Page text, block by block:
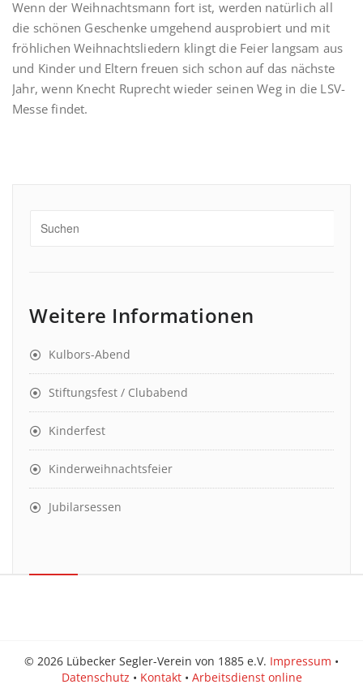
Wenn der Weihnachtsmann fort ist, werden natürlich all
die schönen Geschenke umgehend ausprobiert und mit
fröhlichen Weihnachtsliedern klingt die Feier langsam aus
und Kinder und Eltern freuen sich schon auf das nächste
Jahr, wenn Knecht Ruprecht wieder seinen Weg in die LSV-
Messe findet.
Weitere Informationen
Kulbors-Abend
Stiftungsfest / Clubabend
Kinderfest
Kinderweihnachtsfeier
Jubilarsessen
© 2026 Lübecker Segler-Verein von 1885 e.V. Impressum •
Datenschutz • Kontakt• Arbeitsdienst online